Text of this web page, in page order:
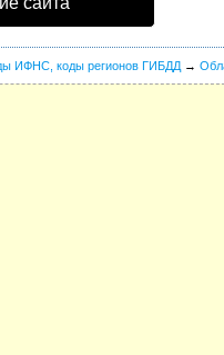
ИФНС, коды регионов ГИБДД →